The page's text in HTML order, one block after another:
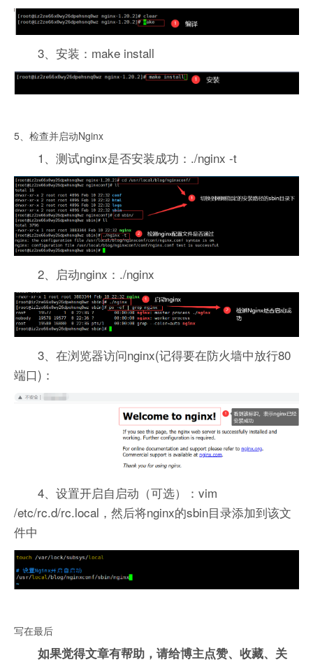
3、安装：make install
5、检查并启动Nginx
1、测试nginx是否安装成功：./nginx -t
2、启动nginx：./nginx
3、在浏览器访问nginx(记得要在防火墙中放行80
端口)：
4、设置开启自启动（可选）：vim
/etc/rc.d/rc.local，然后将nginx的sbin目录添加到该文
件中
写在最后
如果觉得文章有帮助，请给博主点赞、收藏、关